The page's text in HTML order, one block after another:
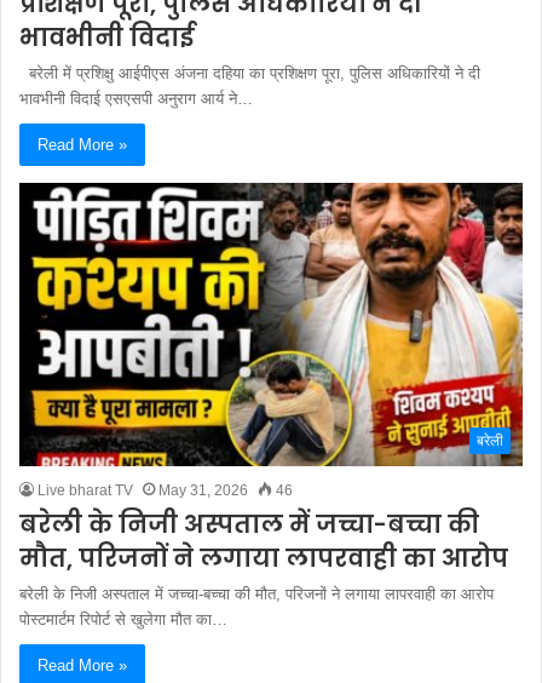
भावभीनी विदाई
बरेली में प्रशिक्षु आईपीएस अंजना दहिया का प्रशिक्षण पूरा, पुलिस अधिकारियों ने दी
भावभीनी विदाई एसएसपी अनुराग आर्य ने…
Read More »
बरेली
Live bharat TV May 31, 2026 46
बरेली के निजी अस्पताल में जच्चा-बच्चा की
मौत, परिजनों ने लगाया लापरवाही का आरोप
बरेली के निजी अस्पताल में जच्चा-बच्चा की मौत, परिजनों ने लगाया लापरवाही का आरोप
पोस्टमार्टम रिपोर्ट से खुलेगा मौत का…
Read More »